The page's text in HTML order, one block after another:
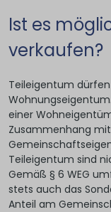
Ist es
verkaufen?
Teileigentum
einer
Zusammenhang
Teileigentum sind
Gemäß § 6 WEG
stets auch das
Anteil am